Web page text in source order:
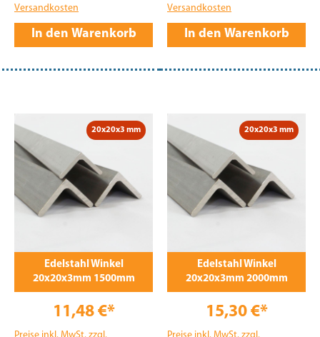
Versandkosten
In den Warenkorb
Versandkosten
In den Warenkorb
20x20x3 mm
Edelstahl Winkel
20x20x3mm 1500mm
11,48 €*
20x20x3 mm
Edelstahl Winkel
20x20x3mm 2000mm
15,30 €*